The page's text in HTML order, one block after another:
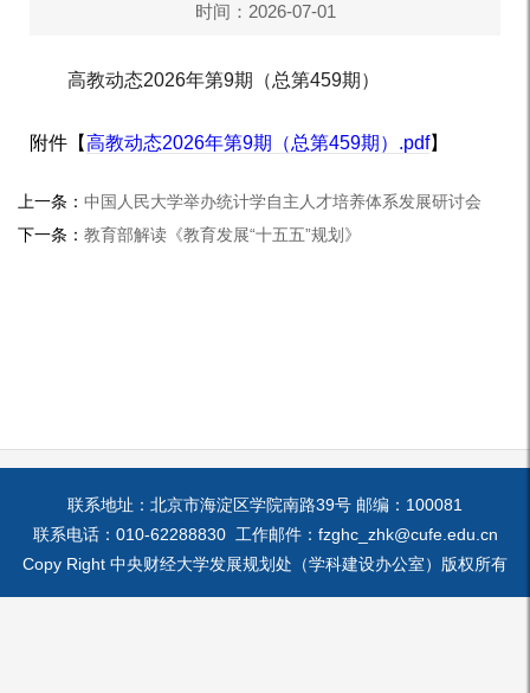
时间：2026-07-01
高教动态2026年第9期（总第459期）
附件【高教动态2026年第9期（总第459期）.pdf】
上一条： 中国人民大学举办统计学自主人才培养体系发展研讨会
下一条： 教育部解读《教育发展“十五五”规划》
联系地址：北京市海淀区学院南路39号 邮编：100081
联系电话：010-62288830 工作邮件：fzghc_zhk@cufe.edu.cn
Copy Right 中央财经大学发展规划处（学科建设办公室）版权所有